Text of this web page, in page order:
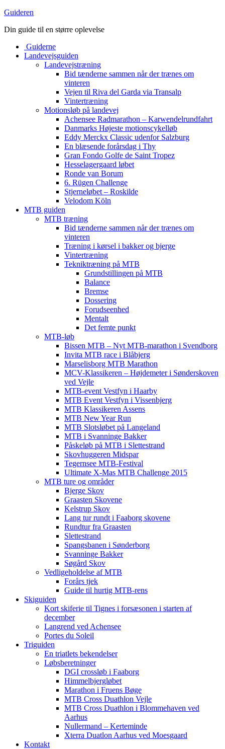
Guideren
Din guide til en større oplevelse
Guiderne
Landevejsguiden
Landevejstræning
Bid tænderne sammen når der trænes om
vinteren
Vejen til Riva del Garda via Transalp
Vintertræning
Motionsløb på landevej
Achensee Radmarathon – Karwendelrundfahrt
Danmarks Højeste motionscykelløb
Eddy Merckx Classic udenfor Salzburg
En blæsende forårsdag i Thy
Gran Fondo Golfe de Saint Tropez
Hesselagergaard løbet
Ronde van Borum
6. Rügen Challenge
Stjerneløbet – Roskilde
Velodom Köln
MTB guiden
MTB træning
Bid tænderne sammen når der trænes om
vinteren
Træning i kørsel i bakker og bjerge
Vintertræning
Tekniktræning på MTB
Grundstillingen på MTB
Balance
Bremse
Dossering
Forudseenhed
Mentalt
Det femte punkt
MTB-løb
Bissen MTB – Nyt MTB-marathon i Svendborg
Invita MTB race i Blåbjerg
Marselisborg MTB Marathon
MCV-Klassikeren – Højdemeter i Sønderskoven
ved Vejle
MTB-event Vestfyn i Haarby
MTB Event Vestfyn i Vissenbjerg
MTB Klassikeren Assens
MTB New Year Run
MTB Slotsløbet på Langeland
MTB i Svanninge Bakker
Påskeløb på MTB i Slettestrand
Skovhuggeren Midspar
Tegernsee MTB-Festival
Ultimate X-Mas MTB Challenge 2015
MTB ture og områder
Bjerge Skov
Graasten Skovene
Kelstrup Skov
Lang tur rundt i Faaborg skovene
Rundtur fra Graasten
Slettestrand
Spangsbanen i Sønderborg
Svanninge Bakker
Søgård Skov
Vedligeholdelse af MTB
Forårs tjek
Guide til hurtig MTB-rens
Skiguiden
Kort skiferie til Tignes i forsæsonen i starten af
december
Langrend ved Achensee
Portes du Soleil
Triguiden
En triatlets bekendelser
Løbsberetninger
DGI crossløb i Faaborg
Himmelbjergløbet
Marathon i Fruens Bøge
MTB Cross Duathlon Vejle
MTB Cross Duathlon i Blommehaven ved
Aarhus
Nullermand – Kerteminde
Xterra Duatlon Aarhus ved Moesgaard
Kontakt